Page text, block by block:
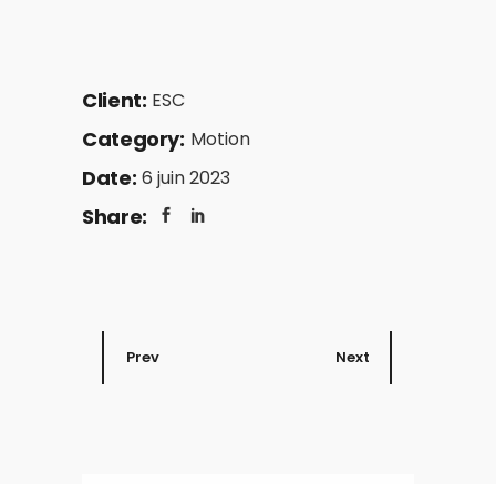
Client: ESC
Category: Motion
Date: 6 juin 2023
Share:
Prev Next